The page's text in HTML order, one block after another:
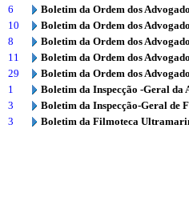
6
Boletim da Ordem dos
10
Boletim da Ordem dos
8
Boletim da Ordem dos
11
Boletim da Ordem dos
29
Boletim da Ordem dos
1
Boletim da Inspecção -Geral
3
Boletim da Inspecção-Geral de
3
Boletim da Filmoteca